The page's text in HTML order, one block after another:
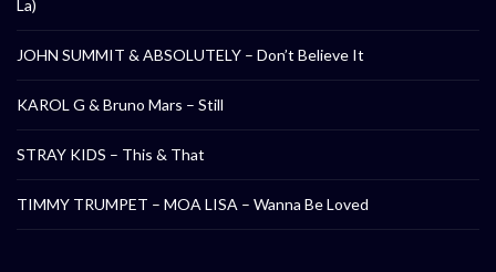
La)
JOHN SUMMIT & ABSOLUTELY – Don’t Believe It
KAROL G & Bruno Mars – Still
STRAY KIDS – This & That
TIMMY TRUMPET – MOA LISA – Wanna Be Loved